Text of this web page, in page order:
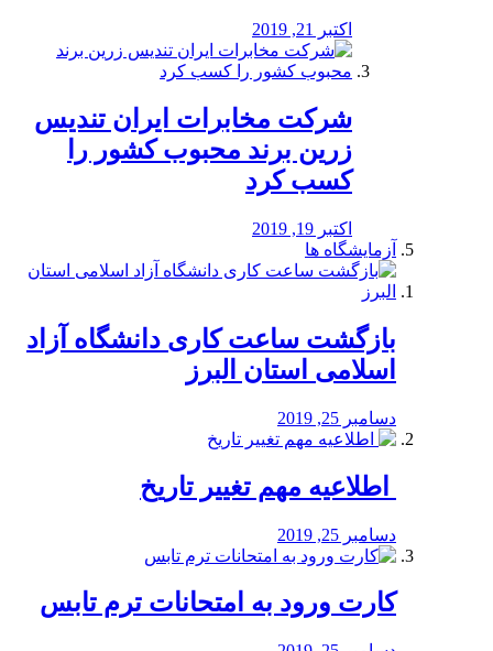
اکتبر 21, 2019
شرکت مخابرات ایران تندیس
زرین برند محبوب کشور را
کسب کرد
اکتبر 19, 2019
آزمایشگاه ها
بازگشت ساعت کاری دانشگاه آزاد
اسلامی استان البرز
دسامبر 25, 2019
️ اطلاعیه مهم تغییر تاریخ
دسامبر 25, 2019
کارت ورود به امتحانات ترم تابس